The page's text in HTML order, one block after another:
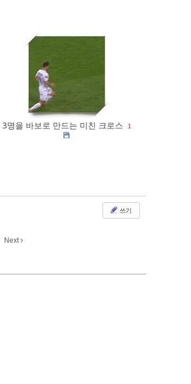
1551
3명을 바보로 만드는 미친 크로스 1
쓰기
Next